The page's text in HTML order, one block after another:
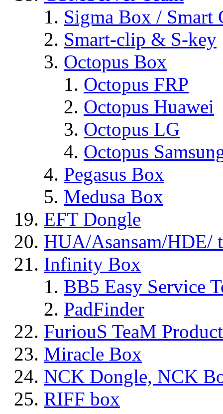
Sigma Box / Smart
Smart-clip & S-key
Octopus Box
Octopus FRP
Octopus Huawei
Octopus LG
Octopus
Pegasus Box
Medusa Box
EFT Dongle
HUA/Asansam/HDE/
Infinity Box
BB5 Easy Service
PadFinder
FuriouS TeaM
Miracle Box
NCK Dongle, NCK
RIFF box